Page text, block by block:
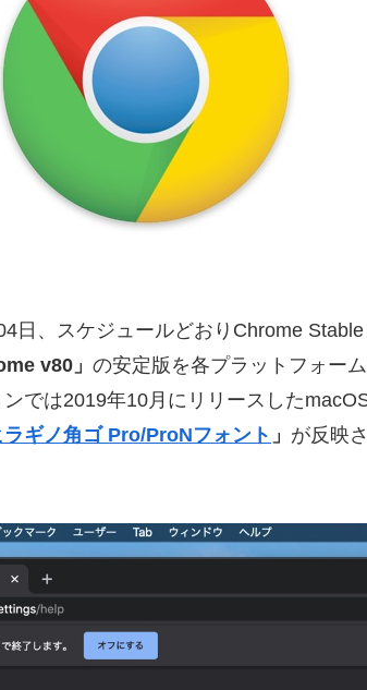
、スケジュールどおりChrome Stable
v80」 の安定版を各プラットフォー
では2019年10月にリリースした
ラギノ角ゴ Pro/ProNフォント 」 が反映